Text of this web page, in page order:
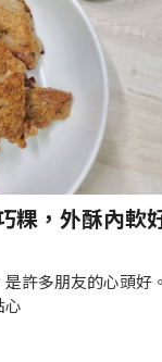
粿，外酥內軟
許多朋友的心頭好
心